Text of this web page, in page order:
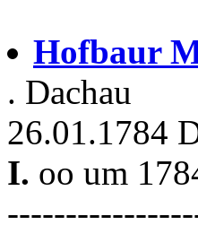
Hofbaur
. Dachau
26.01.1784
I. oo um